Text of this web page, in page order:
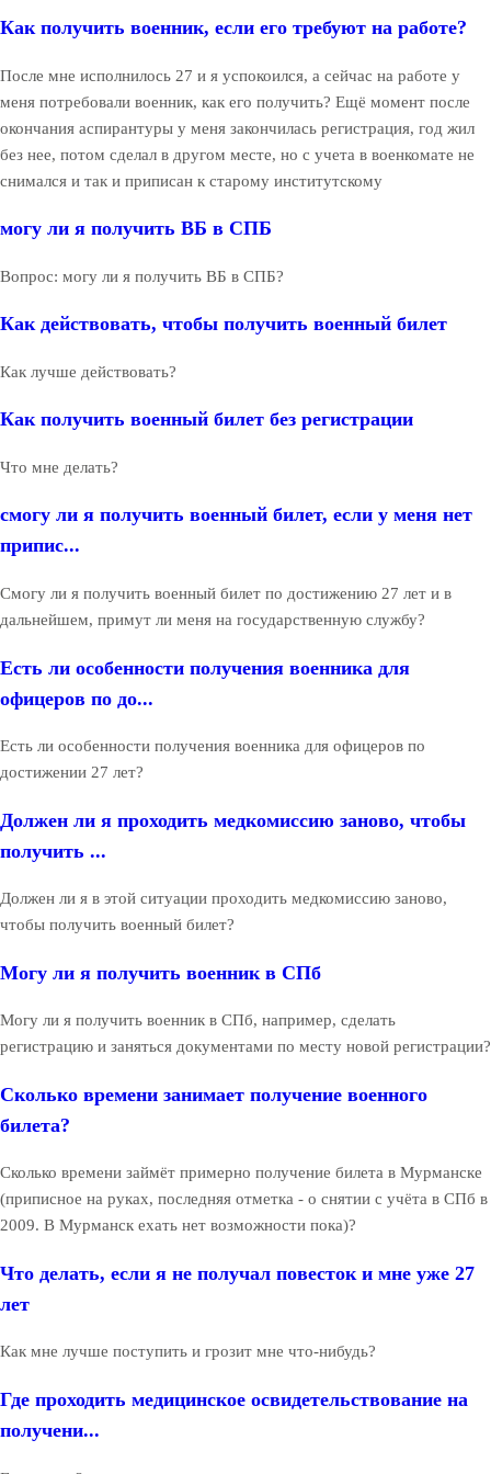
Как получить военник, если его требуют на работе?
После мне исполнилось 27 и я успокоился, а сейчас на работе у
меня потребовали военник, как его получить? Ещё момент после
окончания аспирантуры у меня закончилась регистрация, год жил
без нее, потом сделал в другом месте, но с учета в военкомате не
снимался и так и приписан к старому институтскому
могу ли я получить ВБ в СПБ
Вопрос: могу ли я получить ВБ в СПБ?
Как действовать, чтобы получить военный билет
Как лучше действовать?
Как получить военный билет без регистрации
Что мне делать?
смогу ли я получить военный билет, если у меня нет
припис...
Смогу ли я получить военный билет по достижению 27 лет и в
дальнейшем, примут ли меня на государственную службу?
Есть ли особенности получения военника для
офицеров по до...
Есть ли особенности получения военника для офицеров по
достижении 27 лет?
Должен ли я проходить медкомиссию заново, чтобы
получить ...
Должен ли я в этой ситуации проходить медкомиссию заново,
чтобы получить военный билет?
Могу ли я получить военник в СПб
Могу ли я получить военник в СПб, например, сделать
регистрацию и заняться документами по месту новой регистрации?
Сколько времени занимает получение военного
билета?
Сколько времени займёт примерно получение билета в Мурманске
(приписное на руках, последняя отметка - о снятии с учёта в СПб в
2009. В Мурманск ехать нет возможности пока)?
Что делать, если я не получал повесток и мне уже 27
лет
Как мне лучше поступить и грозит мне что-нибудь?
Где проходить медицинское освидетельствование на
получени...